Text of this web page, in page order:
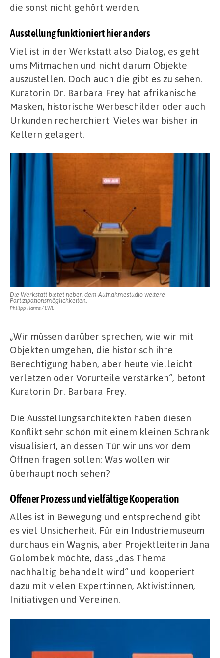
die sonst nicht gehört werden.
Ausstellung funktioniert hier anders
Viel ist in der Werkstatt also Dialog, es geht
ums Mitmachen und nicht darum Objekte
auszustellen. Doch auch die gibt es zu sehen.
Kuratorin Dr. Barbara Frey hat afrikanische
Masken, historische Werbeschilder oder auch
Urkunden recherchiert. Vieles war bisher in
Kellern gelagert.
Die Werkstatt bietet neben dem Aufnahmestudio weitere
Partizipationsmöglichkeiten.
Philipp Harms / LWL
„Wir müssen darüber sprechen, wie wir mit
Objekten umgehen, die historisch ihre
Berechtigung haben, aber heute vielleicht
verletzen oder Vorurteile verstärken“, betont
Kuratorin Dr. Barbara Frey.
Die Ausstellungsarchitekten haben diesen
Konflikt sehr schön mit einem kleinen Schrank
visualisiert, an dessen Tür wir uns vor dem
Öffnen fragen sollen: Was wollen wir
überhaupt noch sehen?
Offener Prozess und vielfältige Kooperation
Alles ist in Bewegung und entsprechend gibt
es viel Unsicherheit. Für ein Industriemuseum
durchaus ein Wagnis, aber Projektleiterin Jana
Golombek möchte, dass „das Thema
nachhaltig behandelt wird“ und kooperiert
dazu mit vielen Expert:innen, Aktivist:innen,
Initiativgen und Vereinen.